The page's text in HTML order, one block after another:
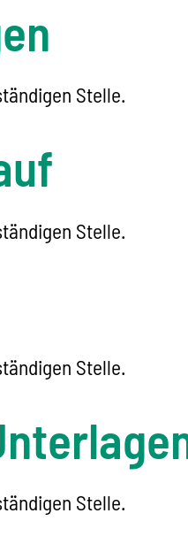
Stelle.
Stelle.
Stelle.
Stelle.